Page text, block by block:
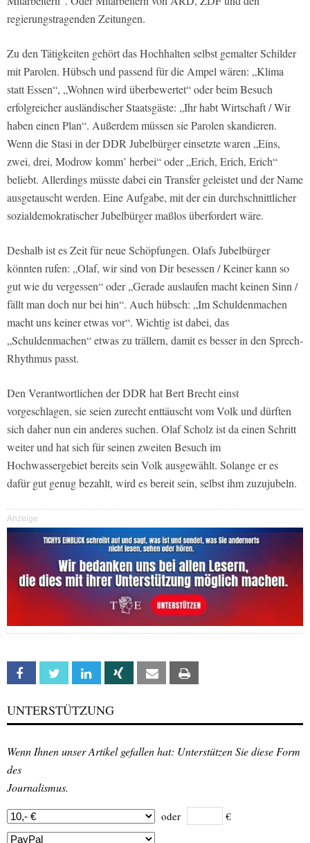
regierungstragenden Zeitungen.
Zu den Tätigkeiten gehört das Hochhalten selbst gemalter Schilder
mit Parolen. Hübsch und passend für die Ampel wären: „Klima
statt Essen“, „Wohnen wird überbewertet“ oder beim Besuch
erfolgreicher ausländischer Staatsgäste: „Ihr habt Wirtschaft / Wir
haben einen Plan“. Außerdem müssen sie Parolen skandieren.
Wenn die Stasi in der DDR Jubelbürger einsetzte waren „Eins,
zwei, drei, Modrow komm’ herbei“ oder „Erich, Erich, Erich“
beliebt. Allerdings müsste dabei ein Transfer geleistet und der Name
ausgetauscht werden. Eine Aufgabe, mit der ein durchschnittlicher
sozialdemokratischer Jubelbürger maßlos überfordert wäre.
Deshalb ist es Zeit für neue Schöpfungen. Olafs Jubelbürger
könnten rufen: „Olaf, wir sind von Dir besessen / Keiner kann so
gut wie du vergessen“ oder „Gerade auslaufen macht keinen Sinn /
fällt man doch nur bei hin“. Auch hübsch: „Im Schuldenmachen
macht uns keiner etwas vor“. Wichtig ist dabei, das
„Schuldenmachen“ etwas zu trällern, damit es besser in den Sprech-
Rhythmus passt.
Den Verantwortlichen der DDR hat Bert Brecht einst
vorgeschlagen, sie seien zurecht enttäuscht vom Volk und dürften
sich daher nun ein anderes suchen. Olaf Scholz ist da einen Schritt
weiter und hat sich für seinen zweiten Besuch im
Hochwassergebiet bereits sein Volk ausgewählt. Solange er es
dafür gut genug bezahlt, wird es bereit sein, selbst ihm zuzujubeln.
Anzeige
Facebook Twitter Linkedin Xing Email
UNTERSTÜTZUNG
Wenn Ihnen unser Artikel gefallen hat: Unterstützen Sie diese Form
des
Journalismus.
oder €